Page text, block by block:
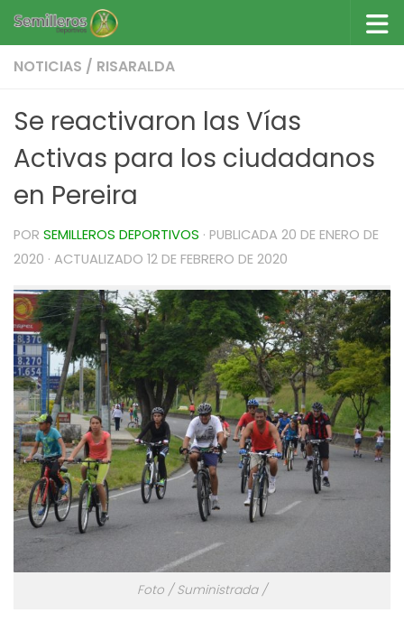
Saltar al contenido
NOTICIAS / RISARALDA
Se reactivaron las Vías
Activas para los ciudadanos
en Pereira
POR SEMILLEROS DEPORTIVOS · PUBLICADA 20 DE ENERO DE
2020 · ACTUALIZADO 12 DE FEBRERO DE 2020
Foto / Suministrada /